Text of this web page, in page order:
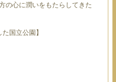
の⼼に潤いをもたらしてきた
国⽴公園】